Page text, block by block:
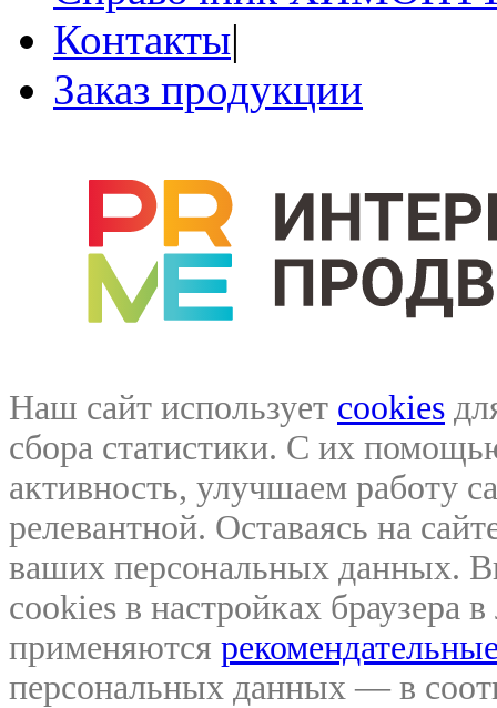
Контакты|
Заказ продукции
Наш сайт использует cookies
сбора статистики. С их
активность, улучшаем работу
релевантной. Оставаясь на
ваших персональных данных.
cookies в настройках браузера
применяются
персональных данных — в